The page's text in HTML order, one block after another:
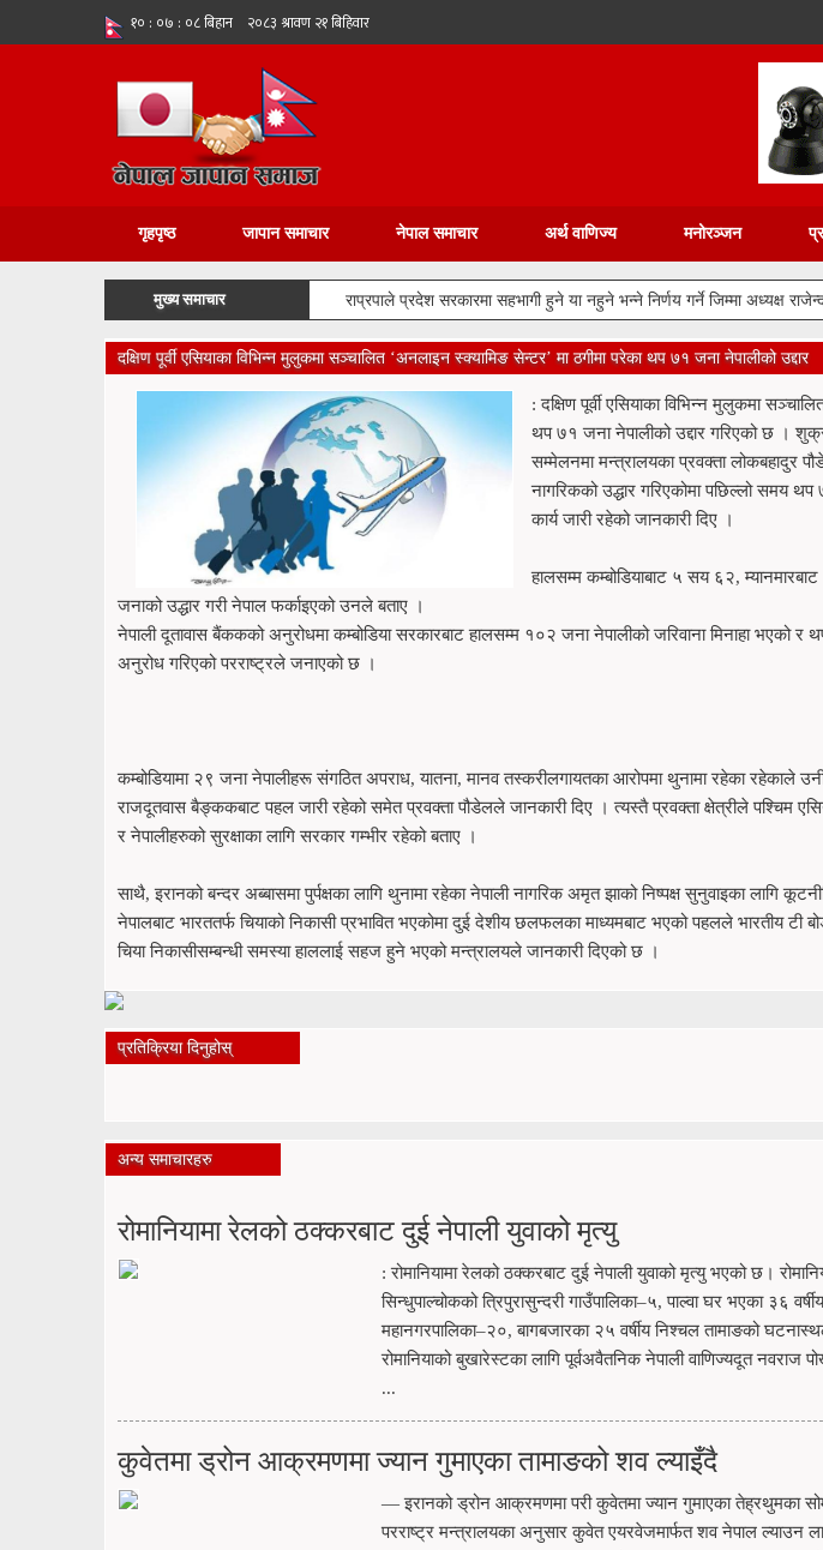
गृहपृष्ठ जापान समाचार नेपाल समाचार अर्थ वाणिज्य मनोरञ्जन
मुख्य समाचार राप्रपाले प्रदेश सरकारमा सहभागी हुने या नहुने भन्ने निर्णय गर्ने जिम्मा अध्यक्ष
दक्षिण पूर्वी एसियाका विभिन्न मुलुकमा सञ्चालित ‘अनलाइन स्क्यामिङ सेन्टर’ मा ठगीमा परेका थप ७१ जना नेपालीको उद्दार
: दक्षिण पूर्वी एसियाका विभिन्न मुलुकमा
थप ७१ जना नेपालीको उद्दार गरिएको छ ।
सम्मेलनमा मन्त्रालयका प्रवक्ता लोकबहादुर
नागरिकको उद्धार गरिएकोमा पछिल्लो समय थप
कार्य जारी रहेको जानकारी दिए ।
हालसम्म कम्बोडियाबाट ५ सय ६२,
जनाको उद्धार गरी नेपाल फर्काइएको उनले बताए ।
नेपाली दूतावास बैंककको अनुरोधमा कम्बोडिया सरकारबाट हालसम्म १०२ जना नेपालीको जरिवाना मिनाहा भएको र
अनुरोध गरिएको परराष्ट्रले जनाएको छ ।
कम्बोडियामा २९ जना नेपालीहरू संगठित अपराध, यातना, मानव तस्करीलगायतका आरोपमा थुनामा रहेका रहेकाले
राजदूतवास बैङ्ककबाट पहल जारी रहेको समेत प्रवक्ता पौडेलले जानकारी दिए । त्यस्तै प्रवक्ता क्षेत्रीले पश्चिम
र नेपालीहरुको सुरक्षाका लागि सरकार गम्भीर रहेको बताए ।
साथै, इरानको बन्दर अब्बासमा पुर्पक्षका लागि थुनामा रहेका नेपाली नागरिक अमृत झाको निष्पक्ष सुनुवाइका लागि
नेपालबाट भारततर्फ चियाको निकासी प्रभावित भएकोमा दुई देशीय छलफलका माध्यमबाट भएको पहलले भारतीय टी
चिया निकासीसम्बन्धी समस्या हाललाई सहज हुने भएको मन्त्रालयले जानकारी दिएको छ ।
प्रतिक्रिया दिनुहोस्
अन्य समाचारहरु
रोमानियामा रेलको ठक्करबाट दुई नेपाली युवाको मृत्यु
: रोमानियामा रेलको ठक्करबाट दुई नेपाली युवाको मृत्यु भएको छ।
सिन्धुपाल्चोकको त्रिपुरासुन्दरी गाउँपालिका–५, पाल्वा घर भएका ३६
महानगरपालिका–२०, बागबजारका २५ वर्षीय निश्चल तामाङको
रोमानियाको बुखारेस्टका लागि पूर्वअवैतनिक नेपाली वाणिज्यदूत
...
कुवेतमा ड्रोन आक्रमणमा ज्यान गुमाएका तामाङको शव ल्याइँदै
— इरानको ड्रोन आक्रमणमा परी कुवेतमा ज्यान गुमाएका तेह्रथुमका
परराष्ट्र मन्त्रालयका अनुसार कुवेत एयरवेजमार्फत शव नेपाल ल्याउन